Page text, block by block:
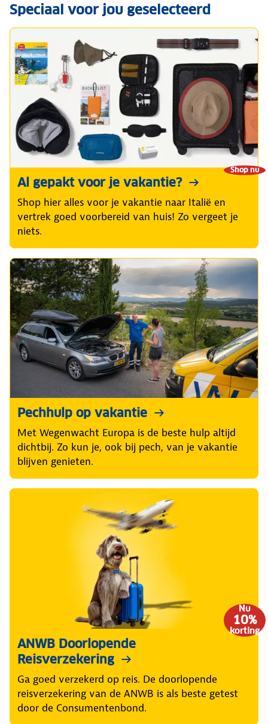
Speciaal voor jou geselecteerd
Shop nu
Al gepakt voor je vakantie?
Shop hier alles voor je vakantie naar Italië en
vertrek goed voorbereid van huis! Zo vergeet je
niets.
Pechhulp op vakantie
Met Wegenwacht Europa is de beste hulp altijd
dichtbij. Zo kun je, ook bij pech, van je vakantie
blijven genieten.
Nu
10%
korting
ANWB Doorlopende
Reisverzekering
Ga goed verzekerd op reis. De doorlopende
reisverzekering van de ANWB is als beste getest
door de Consumentenbond.